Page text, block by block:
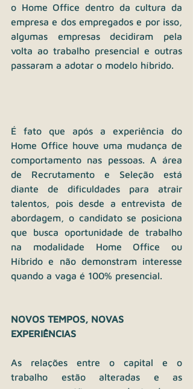
o Home Office dentro da cultura da
empresa e dos empregados e por isso,
algumas empresas decidiram pela
volta ao trabalho presencial e outras
passaram a adotar o modelo híbrido.
É fato que após a experiência do
Home Office houve uma mudança de
comportamento nas pessoas. A área
de Recrutamento e Seleção está
diante de dificuldades para atrair
talentos, pois desde a entrevista de
abordagem, o candidato se posiciona
que busca oportunidade de trabalho
na modalidade Home Office ou
Híbrido e não demonstram interesse
quando a vaga é 100% presencial.
NOVOS TEMPOS, NOVAS
EXPERIÊNCIAS
As relações entre o capital e o
trabalho estão alteradas e as